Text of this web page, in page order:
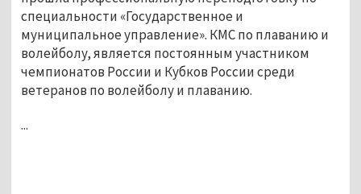
специальности «Государственное и
муниципальное управление». КМС по плаванию и
волейболу, является постоянным участником
чемпионатов России и Кубков России среди
ветеранов по волейболу и плаванию.
...